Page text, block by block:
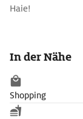
Haie!
In der Nähe
Shopping